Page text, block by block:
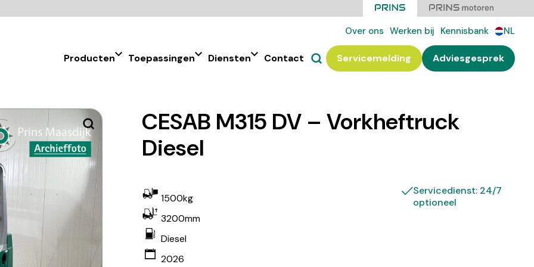
Over ons Werken bij Kennisbank NL
Producten Toepassingen Diensten Contact Servicemelding Adviesgesprek
CESAB M315 DV – Vorkheftruck
Diesel
1500kg
3200mm
Diesel
2026
Servicedienst: 24/7
optioneel